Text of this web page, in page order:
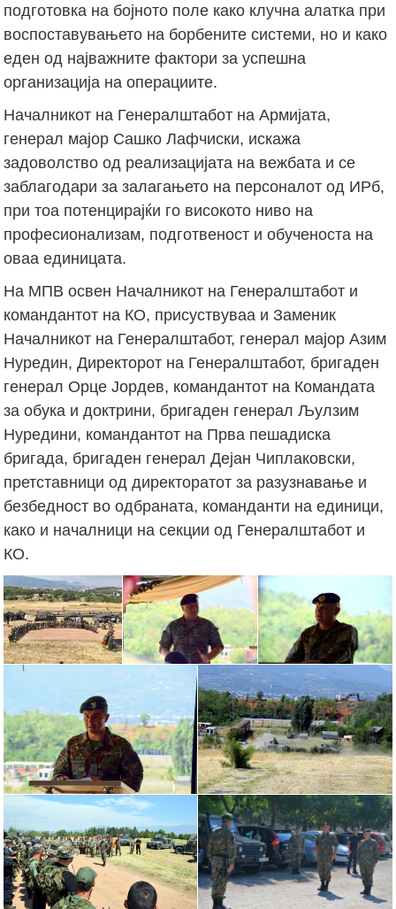
подготовка на бојното поле како клучна алатка при
воспоставувањето на борбените системи, но и како
еден од најважните фактори за успешна
организација на операциите.
Началникот на Генералштабот на Армијата,
генерал мајор Сашко Лафчиски, искажа
задоволство од реализацијата на вежбата и се
заблагодари за залагањето на персоналот од ИРб,
при тоа потенцирајќи го високото ниво на
професионализам, подготвеност и обученоста на
оваа единицата.
На МПВ освен Началникот на Генералштабот и
командантот на КО, присуствуваа и Заменик
Началникот на Генералштабот, генерал мајор Азим
Нуредин, Директорот на Генералштабот, бригаден
генерал Орце Јордев, командантот на Командата
за обука и доктрини, бригаден генерал Љулзим
Нуредини, командантот на Прва пешадиска
бригада, бригаден генерал Дејан Чиплаковски,
претставници од директоратот за разузнавање и
безбедност во одбраната, команданти на единици,
како и началници на секции од Генералштабот и
КО.